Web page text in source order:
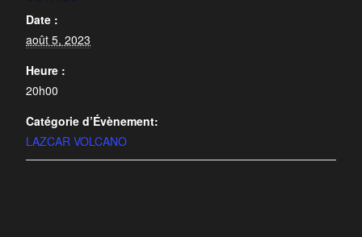
Date :
août 5, 2023
Heure :
20h00
Catégorie d’Évènement:
LAZCAR VOLCANO